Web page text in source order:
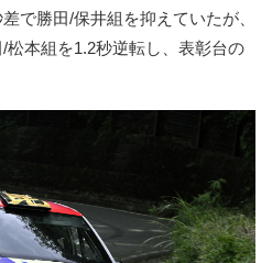
で勝田/保井組を抑えていたが、
本組を1.2秒逆転し、表彰台の